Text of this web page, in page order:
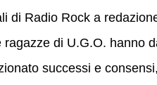
di Radio Rock a
di U.G.O. hanno
successi e